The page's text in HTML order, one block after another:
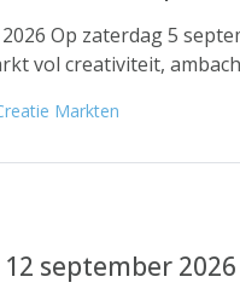
Op zaterdag 5
vol creativiteit,
Markten
september